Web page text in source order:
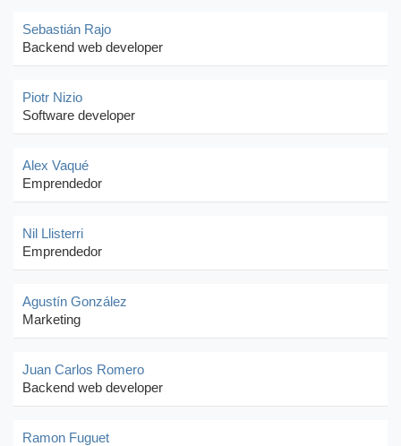
Sebastián Rajo
Backend web developer
Piotr Nizio
Software developer
Alex Vaqué
Emprendedor
Nil Llisterri
Emprendedor
Agustín González
Marketing
Juan Carlos Romero
Backend web developer
Ramon Fuguet